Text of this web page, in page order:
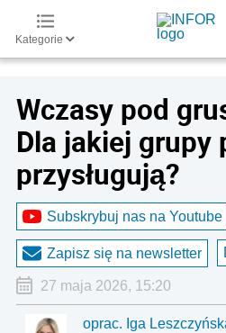
Kategorie
Wczasy pod
Dla jakiej grupy
przysługują?
Subskrybuj nas na Youtube
Zapisz się na newsletter
27 maja 2026, 15:20
oprac. Iga